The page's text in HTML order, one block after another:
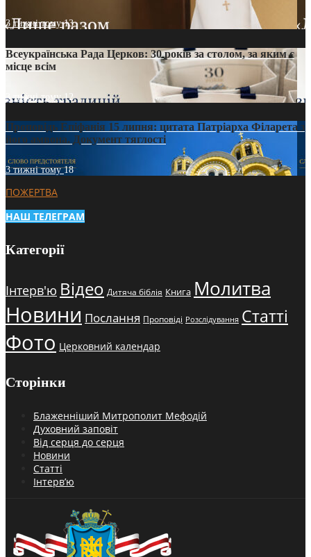
3 тижні тому13
Всеукраїнська Рада Церков: 30 років за столом, за яким є
місце всім
3 тижні тому12
Проповідь Епіфанія 15 липня: цитата Патріарха Філарета з
його амвона. Документ тяглості
3 тижні тому18
ПОЖЕРТВА
НАШ ТЕЛЕГРАМ
Категорії
Інтерв'ю Відео Дитяча біблія Книга Молитва
Новини Послання Проповіді Розслідування Статті
Фото Церковний календар
Сторінки
Блаженніший Митрополит Мефодій
Духовний заповіт
Від серця до серця
Новини
Статті
Інтерв’ю